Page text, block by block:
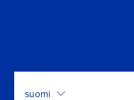
suomi